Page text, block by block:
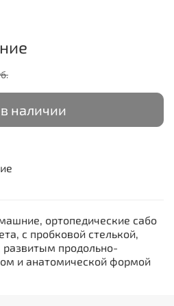
наличии
ортопедические сабо
с пробковой стелькой,
развитым продольно-
и анатомической формой